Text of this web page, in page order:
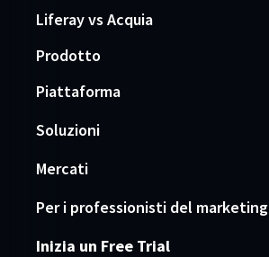
Liferay vs Acquia
Prodotto
Piattaforma
Soluzioni
Mercati
Per i professionisti del marketing
Inizia un Free Trial